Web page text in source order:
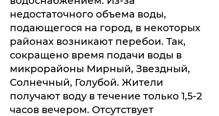
недостаточного объема воды,
подающегося на город, в некоторых
районах возникают перебои. Так,
сокращено время подачи воды в
микрорайоны Мирный, Звездный,
Солнечный, Голубой. Жители
получают воду в течение только 1,5-2
часов вечером. Отсутствует